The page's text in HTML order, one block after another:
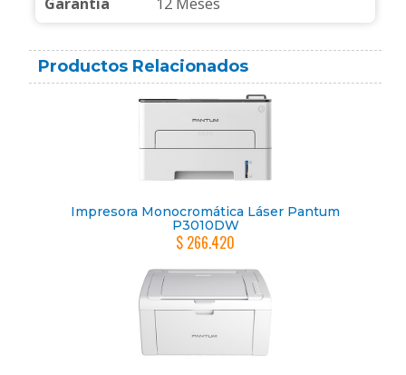
Productos Relacionados
Impresora Monocromática Láser Pantum
P3010DW
$ 266.420